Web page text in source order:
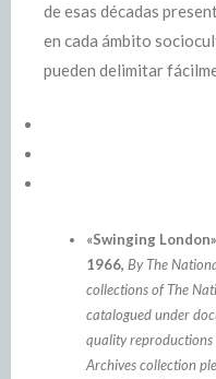
de esas décadas
en cada ámbito
pueden delimitar
«Swinging
1966, By The
collections of The
catalogued under
quality
Archives collection